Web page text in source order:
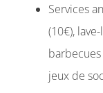
Services
(10€),
barbecues
jeux de